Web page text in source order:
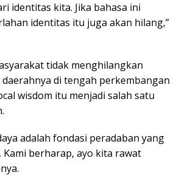
identitas kita. Jika bahasa ini
identitas itu juga akan hilang,”
tidak menghilangkan
di tengah perkembangan
wisdom itu menjadi salah satu
adalah fondasi peradaban yang
berharap, ayo kita rawat